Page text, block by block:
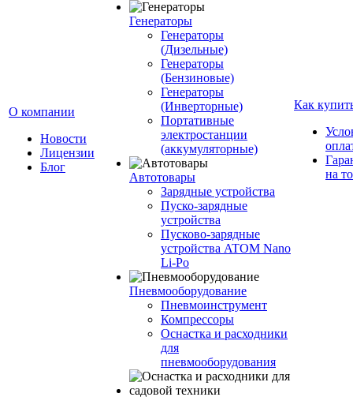
О компании
Новости
Лицензии
Блог
Генераторы
Генераторы
(Дизельные)
Генераторы
(Бензиновые)
Генераторы
(Инверторные)
Портативные
электростанции
(аккумуляторные)
Автотовары
Зарядные устройства
Пуско-зарядные
устройства
Пусково-зарядные
устройства ATOM Nano
Li-Po
Пневмооборудование
Пневмоинструмент
Компрессоры
Оснастка и расходники
для
пневмооборудования
Как
на